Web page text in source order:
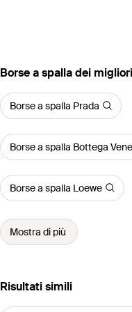
‪Borse a spalla‬ dei
Borse a spalla Prada
Borse a spalla Bottega
Borse a spalla Loewe
Mostra di più
Risultati simili